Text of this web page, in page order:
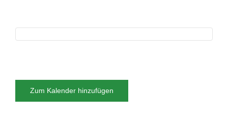
Zum Kalender hinzufügen